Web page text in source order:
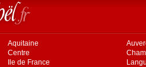
Aquitaine
Centre
Ile de France